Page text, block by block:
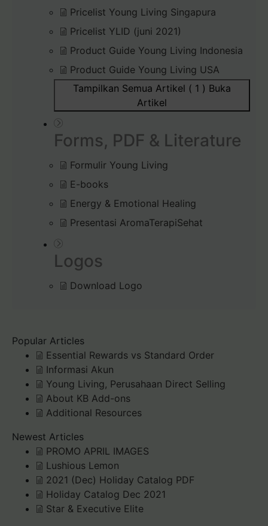
Pricelist Young Living Singapura
Pricelist YLID (juni 2021)
Product Guide Young Living Indonesia
Product Guide Young Living USA
Tampilkan Semua Artikel ( 1 ) Buka
Artikel
Forms, PDF & Literature
Formulir Young Living
E-books
Energy & Emotional Healing
Presentasi AromaTerapiSehat
Logos
Download Logo
Popular Articles
Essential Rewards vs Standard Order
Informasi Akun
Young Living, Perusahaan Direct Selling
About KB Add-ons
Additional Resources
Newest Articles
PROMO APRIL IMAGES
Lushious Lemon
2021 (Dec) Holiday Catalog PDF
Holiday Catalog Dec 2021
Star & Executive Elite